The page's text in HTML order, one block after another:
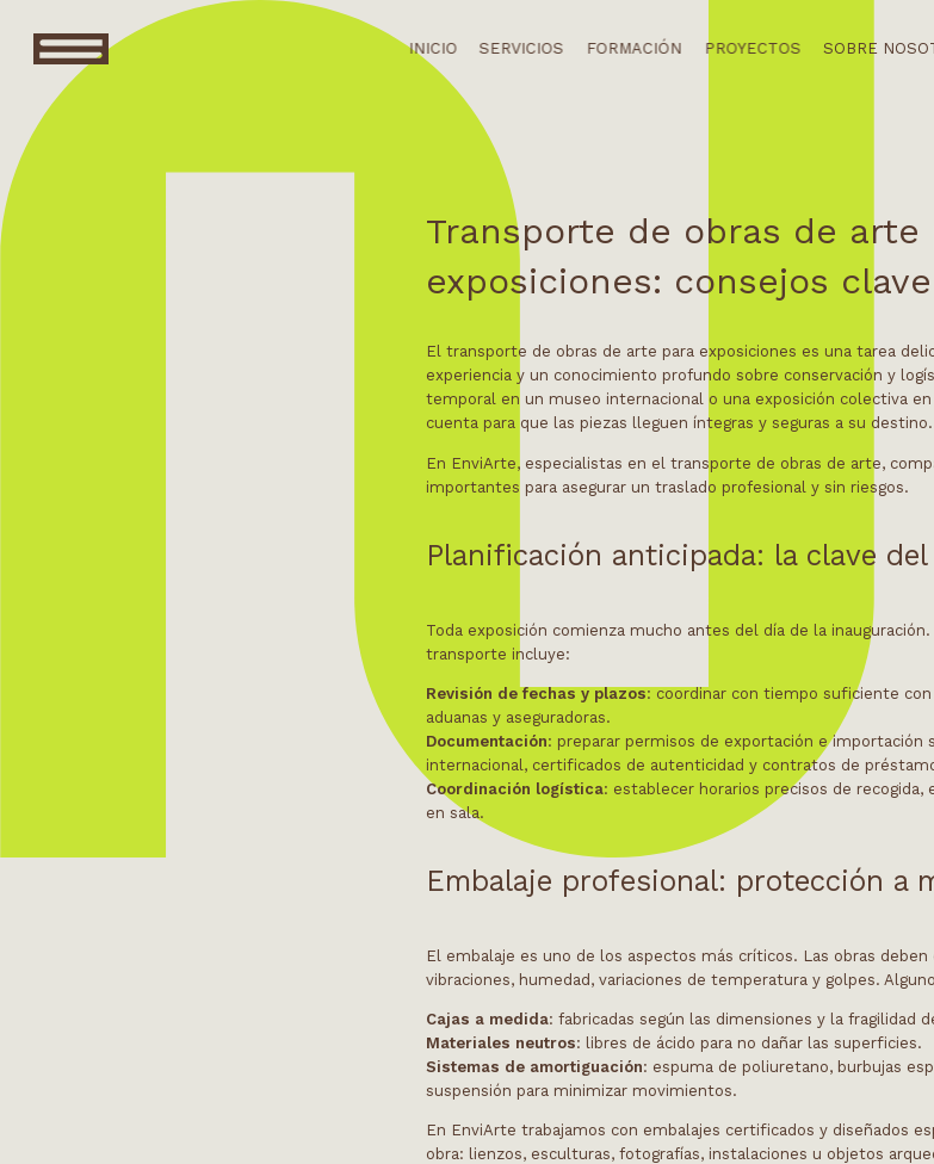
INICIO SERVICIOS FORMACIÓN PROYECTOS SOBRE
Transporte de obras de arte
exposiciones: consejos clave
El transporte de obras de arte para exposiciones es una tarea
experiencia y un conocimiento profundo sobre conservación y
temporal en un museo internacional o una exposición colectiva
cuenta para que las piezas lleguen íntegras y seguras a su destino.
En EnviArte, especialistas en el transporte de obras de arte,
importantes para asegurar un traslado profesional y sin riesgos.
Planificación anticipada: la clave
Toda exposición comienza mucho antes del día de la
transporte incluye:
Revisión de fechas y plazos: coordinar con tiempo suficiente
aduanas y aseguradoras.
Documentación: preparar permisos de exportación e importación
internacional, certificados de autenticidad y contratos de
Coordinación logística: establecer horarios precisos de
en sala.
Embalaje profesional: protección a
El embalaje es uno de los aspectos más críticos. Las obras
vibraciones, humedad, variaciones de temperatura y golpes.
Cajas a medida: fabricadas según las dimensiones y la fragilidad
Materiales neutros: libres de ácido para no dañar las superficies.
Sistemas de amortiguación: espuma de poliuretano, burbujas
suspensión para minimizar movimientos.
En EnviArte trabajamos con embalajes certificados y diseñados
obra: lienzos, esculturas, fotografías, instalaciones u objetos